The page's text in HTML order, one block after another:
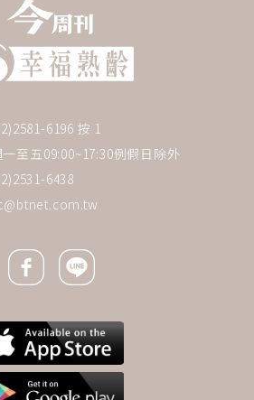
6196 按 1
至五09:00~17:30例假日除外
6438
Facebook icon
Line icon